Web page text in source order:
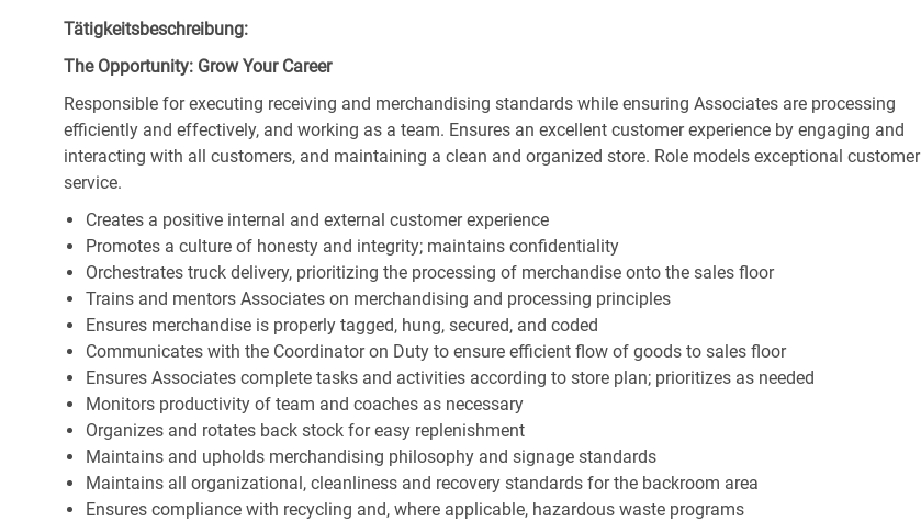
Tätigkeitsbeschreibung:
The Opportunity: Grow Your Career
Responsible for executing receiving and merchandising standards while ensuring Associates are processing
efficiently and effectively, and working as a team. Ensures an excellent customer experience by engaging and
interacting with all customers, and maintaining a clean and organized store. Role models exceptional customer
service.
Creates a positive internal and external customer experience
Promotes a culture of honesty and integrity; maintains confidentiality
Orchestrates truck delivery, prioritizing the processing of merchandise onto the sales floor
Trains and mentors Associates on merchandising and processing principles
Ensures merchandise is properly tagged, hung, secured, and coded
Communicates with the Coordinator on Duty to ensure efficient flow of goods to sales floor
Ensures Associates complete tasks and activities according to store plan; prioritizes as needed
Monitors productivity of team and coaches as necessary
Organizes and rotates back stock for easy replenishment
Maintains and upholds merchandising philosophy and signage standards
Maintains all organizational, cleanliness and recovery standards for the backroom area
Ensures compliance with recycling and, where applicable, hazardous waste programs